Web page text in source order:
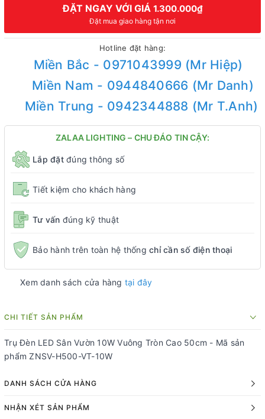
ĐẶT NGAY VỚI GIÁ 1.300.000₫
Đặt mua giao hàng tận nơi
Hotline đặt hàng:
Miền Bắc - 0971043999 (Mr Hiệp)
Miền Nam - 0944840666 (Mr Danh)
Miền Trung - 0942344888 (Mr T.Anh)
ZALAA LIGHTING – CHU ĐÁO TIN CẬY:
Lắp đặtđúng thông số
Tiết kiệm cho khách hàng
Tư vấn đúng kỹ thuật
Bảo hành trên toàn hệ thống chỉ cần số điện thoại
Xem danh sách cửa hàng tại đây
CHI TIẾT SẢN PHẨM
Trụ Đèn LED Sân Vườn 10W Vuông Tròn Cao 50cm - Mã sản
phẩm ZNSV-H500-VT-10W
DANH SÁCH CỬA HÀNG
NHẬN XÉT SẢN PHẨM